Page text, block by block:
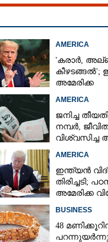
AMERICA
'കരാർ,
കീഴടങ്ങൽ';
അമേരിക്ക
AMERICA
ജനിച്ച
നമ്പർ,
വിശ്വസിച്ച
AMERICA
ഇന്ത്യൻ
തിരിച്ചടി;
അമേരിക്ക
BUSINESS
48